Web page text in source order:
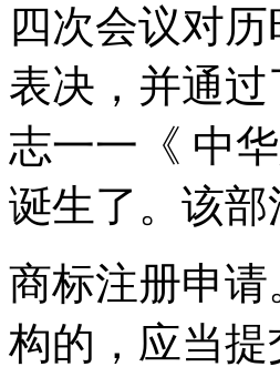
四次会议对
表决，并通
志一一《 中
诞生了。该部
商标注册申
构的，应当